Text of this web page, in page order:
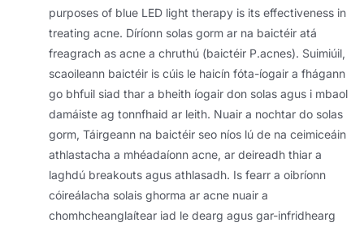
purposes of blue LED light therapy is its effectiveness in
treating acne. Díríonn solas gorm ar na baictéir atá
freagrach as acne a chruthú (baictéir P.acnes). Suimiúil,
scaoileann baictéir is cúis le haicín fóta-íogair a fhágann
go bhfuil siad thar a bheith íogair don solas agus i mbaol
damáiste ag tonnfhaid ar leith. Nuair a nochtar do solas
gorm, Táirgeann na baictéir seo níos lú de na ceimiceáin
athlastacha a mhéadaíonn acne, ar deireadh thiar a
laghdú breakouts agus athlasadh. Is fearr a oibríonn
cóireálacha solais ghorma ar acne nuair a
chomhcheanglaítear iad le dearg agus gar-infridhearg